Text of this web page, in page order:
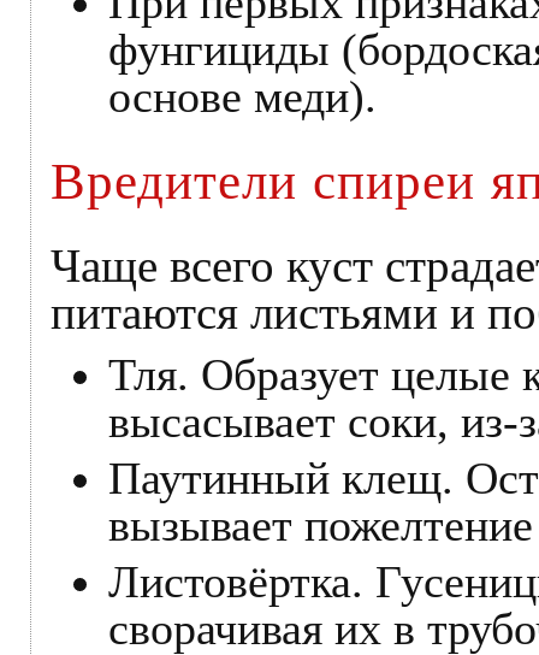
фунгициды
основе меди).
Вредители спиреи
Чаще всего куст
питаются листьями и
Тля. Образует целые
высасывает соки, из-
Паутинный клещ.
вызывает
Листовёртка.
сворачивая их в